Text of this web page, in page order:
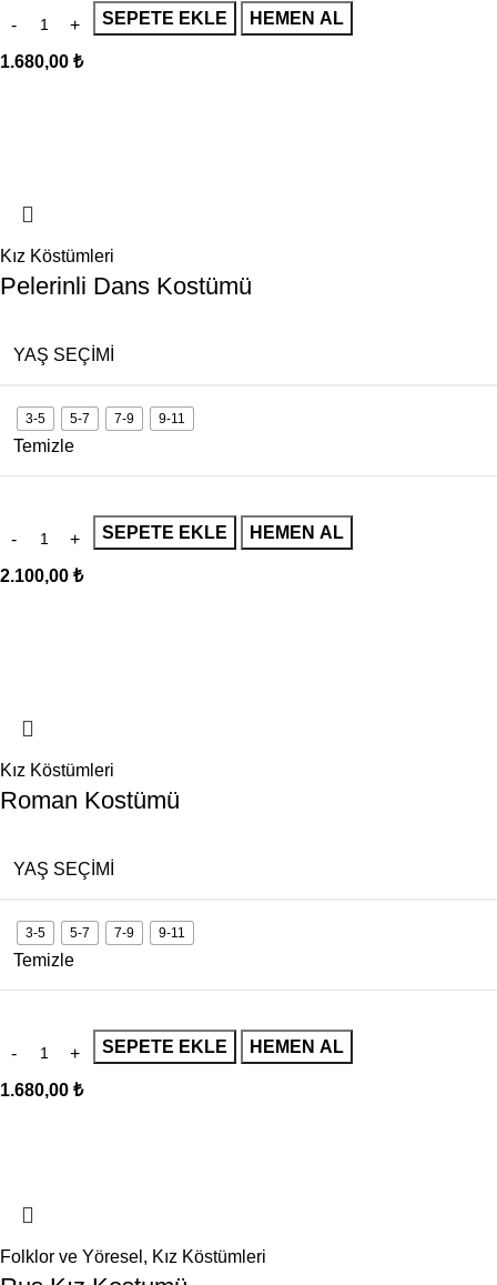
SEPETE EKLE HEMEN AL
1.680,00 ₺
Kız Köstümleri
Pelerinli Dans Kostümü
YAŞ SEÇIMI
3-5 5-7 7-9 9-11
Temizle
SEPETE EKLE HEMEN AL
2.100,00 ₺
Kız Köstümleri
Roman Kostümü
YAŞ SEÇIMI
3-5 5-7 7-9 9-11
Temizle
SEPETE EKLE HEMEN AL
1.680,00 ₺
Folklor ve Yöresel , Kız Köstümleri